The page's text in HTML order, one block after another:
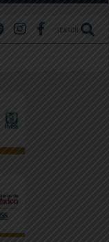
SEARCH